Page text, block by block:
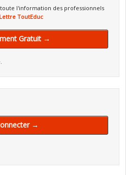
l'information des professionnels
ToutEduc
Gratuit →
→